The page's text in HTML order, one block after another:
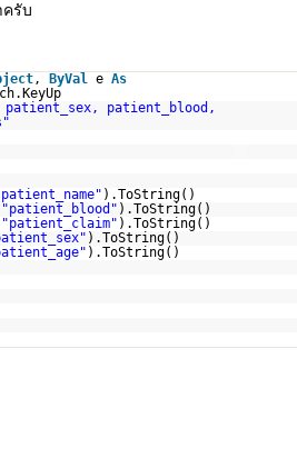
ครับ
, ByVal e As
patient_blood,
).ToString()
"patient_blood" ).ToString()
"patient_claim" ).ToString()
).ToString()
).ToString()